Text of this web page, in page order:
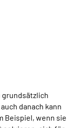
grundsätzlich
danach kann
Beispiel, wenn sie